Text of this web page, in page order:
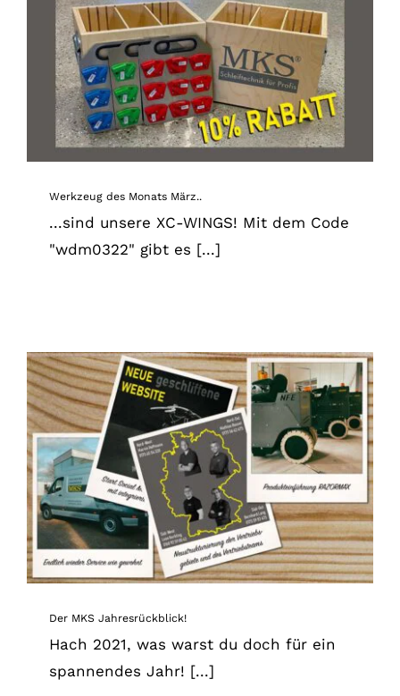
Werkzeug des Monats März..
News
Werkzeug des Monats März..
...sind unsere XC-WINGS! Mit dem Code
"wdm0322" gibt es [...]
Der MKS Jahresrückblick!
News
Der MKS Jahresrückblick!
Hach 2021, was warst du doch für ein
spannendes Jahr! [...]